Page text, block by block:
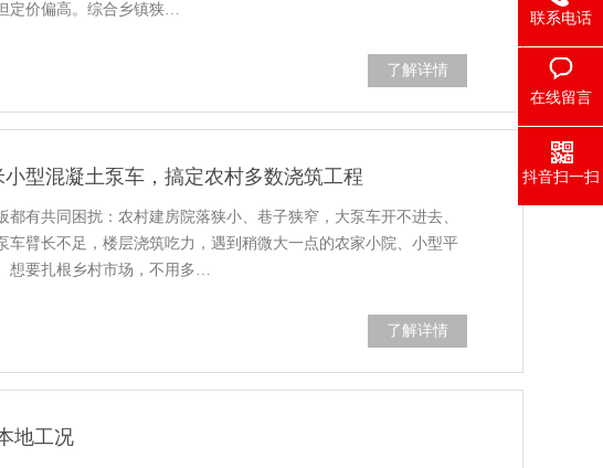
定价偏高。综合乡镇狭…
了解详情
型混凝土泵车，搞定农村多数浇筑工程
都有共同困扰：农村建房院落狭小、巷子狭窄，大泵车开不进去、
车臂长不足，楼层浇筑吃力，遇到稍微大一点的农家小院、小型平
想要扎根乡村市场，不用多…
了解详情
地工况
联系电话
在线留言
抖音扫一扫